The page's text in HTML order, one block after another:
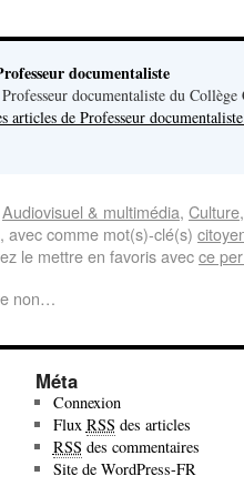
documentaliste
documentaliste du Collège
articles de Professeur
Audiovisuel & multimédia, Culture
, avec comme mot(s)-clé(s)
le mettre en favoris avecce
non…
Méta
Connexion
Flux RSS des articles
RSS des commentaires
Site de WordPress-FR